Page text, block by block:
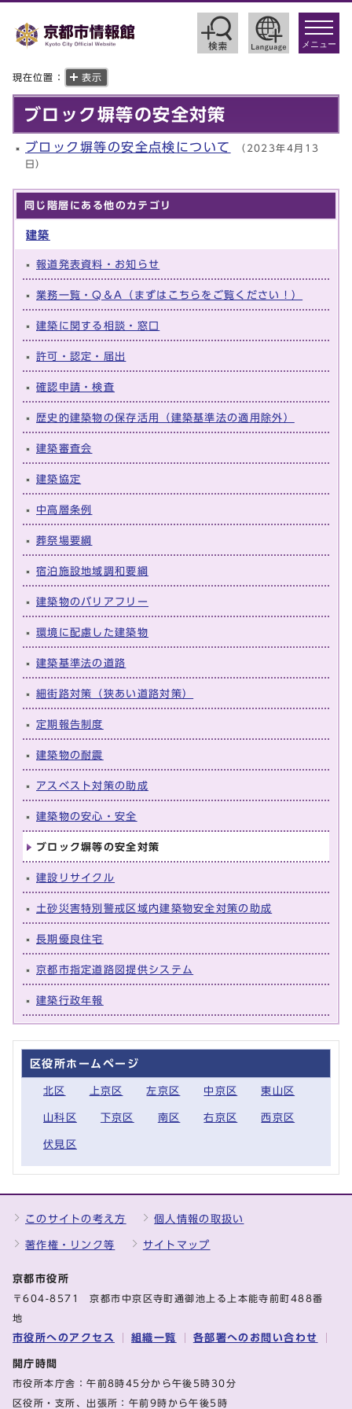
toggle
メニュー
現在位置： 表示
ブロック塀等の安全対策
ブロック塀等の安全点検について （2023年4月13
日）
同じ階層にある他のカテゴリ
建築
報道発表資料・お知らせ
業務一覧・Q＆A（まずはこちらをご覧ください！）
建築に関する相談・窓口
許可・認定・届出
確認申請・検査
歴史的建築物の保存活用（建築基準法の適用除外）
建築審査会
建築協定
中高層条例
葬祭場要綱
宿泊施設地域調和要綱
建築物のバリアフリー
環境に配慮した建築物
建築基準法の道路
細街路対策（狭あい道路対策）
定期報告制度
建築物の耐震
アスベスト対策の助成
建築物の安心・安全
ブロック塀等の安全対策
建設リサイクル
土砂災害特別警戒区域内建築物安全対策の助成
長期優良住宅
京都市指定道路図提供システム
建築行政年報
区役所ホームページ
北区 上京区 左京区 中京区 東山区
山科区 下京区 南区 右京区 西京区
伏見区
このサイトの考え方 個人情報の取扱い
著作権・リンク等 サイトマップ
京都市役所
〒604-8571 京都市中京区寺町通御池上る上本能寺前町488番
地
市役所へのアクセス 組織一覧 各部署へのお問い合わせ
開庁時間
市役所本庁舎：午前8時45分から午後5時30分
区役所・支所、出張所：午前9時から午後5時